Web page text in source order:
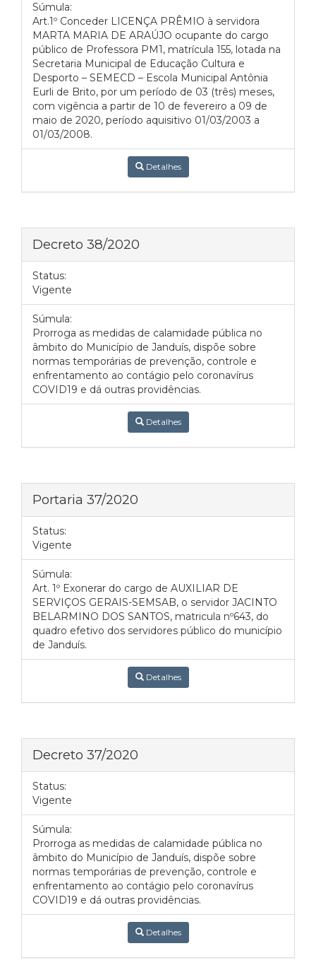
Súmula:
Art.1º Conceder LICENÇA PRÊMIO à servidora
MARTA MARIA DE ARAÚJO ocupante do cargo
público de Professora PM1, matrícula 155, lotada na
Secretaria Municipal de Educação Cultura e
Desporto – SEMECD – Escola Municipal Antônia
Eurli de Brito, por um período de 03 (três) meses,
com vigência a partir de 10 de fevereiro a 09 de
maio de 2020, período aquisitivo 01/03/2003 a
01/03/2008.
Detalhes
Decreto 38/2020
Status:
Vigente
Súmula:
Prorroga as medidas de calamidade pública no
âmbito do Município de Janduís, dispõe sobre
normas temporárias de prevenção, controle e
enfrentamento ao contágio pelo coronavírus
COVID19 e dá outras providências.
Detalhes
Portaria 37/2020
Status:
Vigente
Súmula:
Art. 1º Exonerar do cargo de AUXILIAR DE
SERVIÇOS GERAIS-SEMSAB, o servidor JACINTO
BELARMINO DOS SANTOS, matricula nº643, do
quadro efetivo dos servidores público do município
de Janduís.
Detalhes
Decreto 37/2020
Status:
Vigente
Súmula:
Prorroga as medidas de calamidade pública no
âmbito do Município de Janduís, dispõe sobre
normas temporárias de prevenção, controle e
enfrentamento ao contágio pelo coronavírus
COVID19 e dá outras providências.
Detalhes